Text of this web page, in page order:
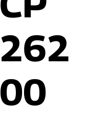
CP
262